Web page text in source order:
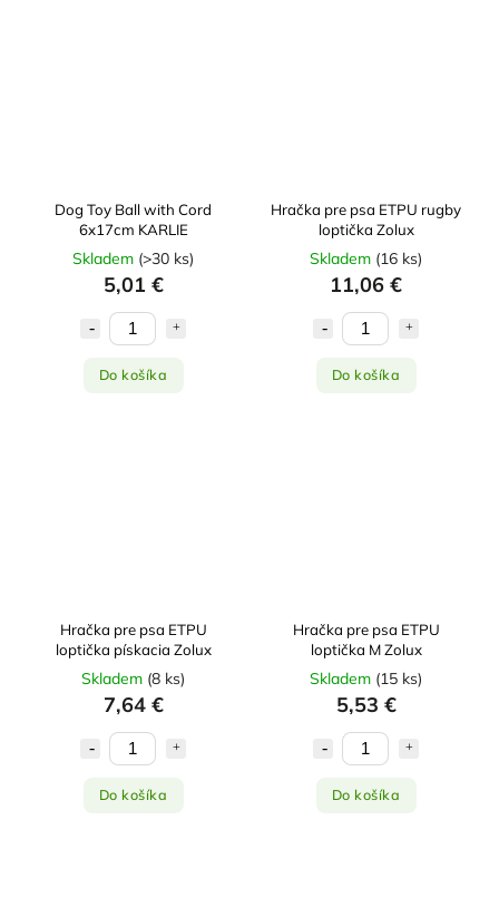
Dog Toy Ball with Cord
6x17cm KARLIE
Skladem (>30 ks)
5,01 €
Do košíka
Hračka pre psa ETPU rugby
loptička Zolux
Skladem (16 ks)
11,06 €
Do košíka
Hračka pre psa ETPU
loptička pískacia Zolux
Skladem (8 ks)
7,64 €
Do košíka
Hračka pre psa ETPU
loptička M Zolux
Skladem (15 ks)
5,53 €
Do košíka